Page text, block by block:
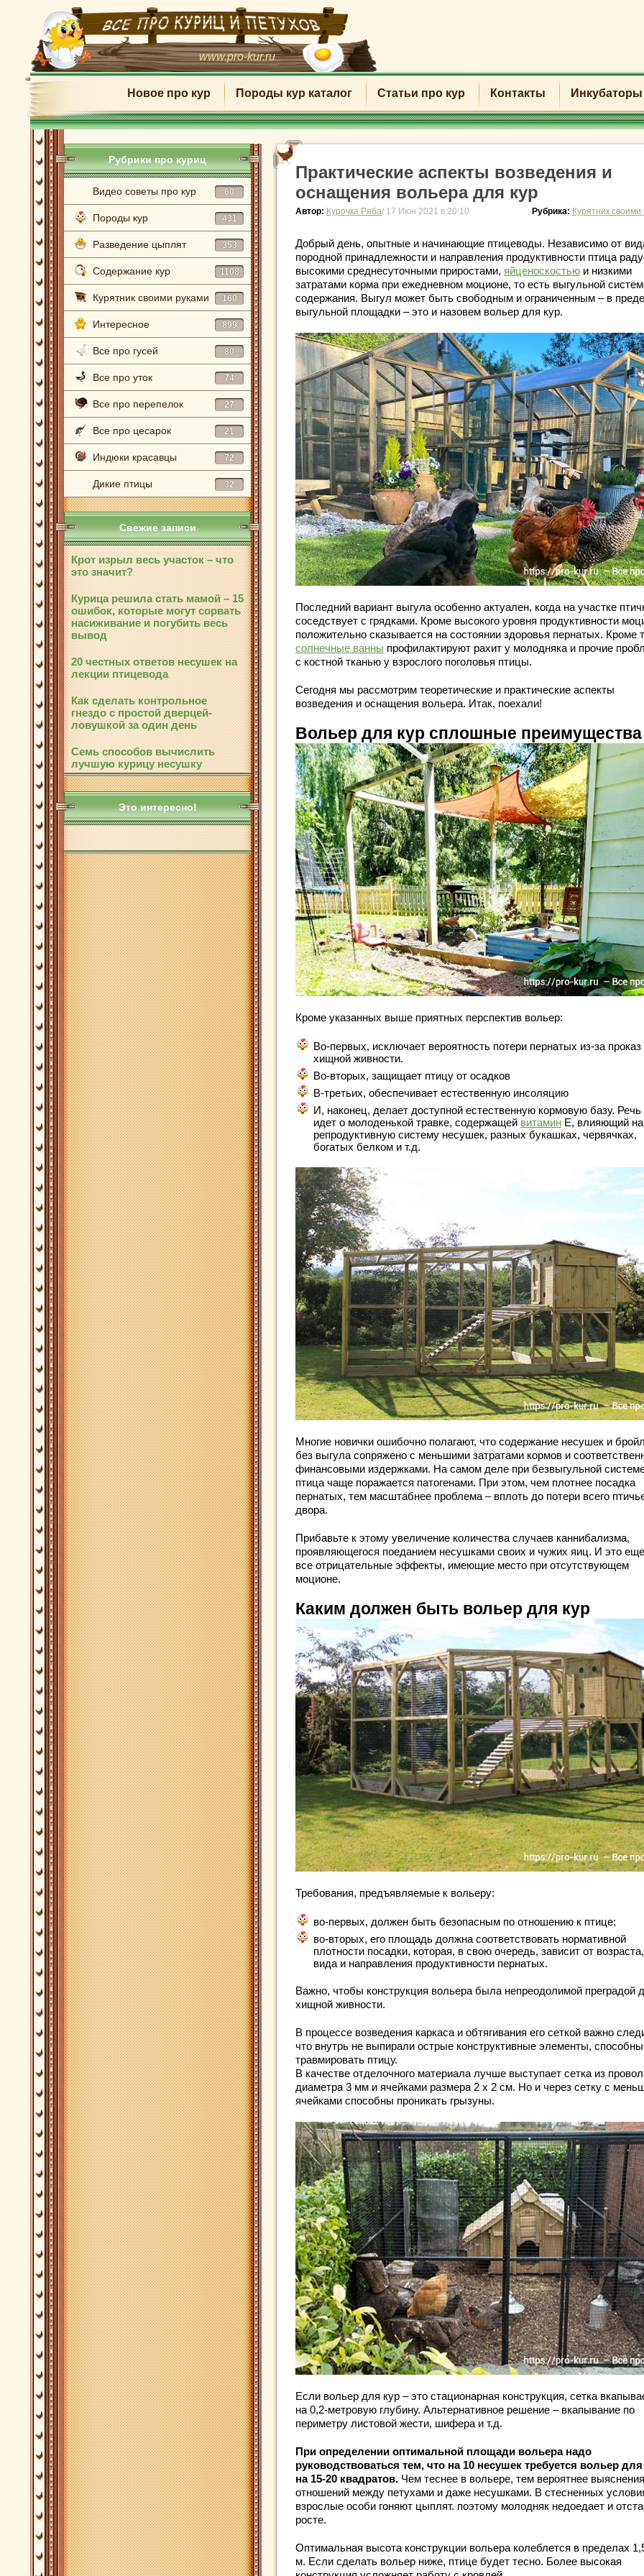
www.pro-kur.ru
Новое про кур Породы кур каталог Статьи про кур Контакты Инкубаторы
Рубрики про куриц
Видео советы про кур 60
Породы кур 431
Разведение цыплят 353
Содержание кур 1108
Курятник своими руками 160
Интересное 899
Все про гусей 80
Все про уток 74
Все про перепелок 27
Все про цесарок 21
Индюки красавцы 72
Дикие птицы 32
Свежие записи
Крот изрыл весь участок – что
это значит?
Курица решила стать мамой – 15
ошибок, которые могут сорвать
насиживание и погубить весь
вывод
20 честных ответов несушек на
лекции птицевода
Как сделать контрольное
гнездо с простой дверцей-
ловушкой за один день
Семь способов вычислить
лучшую курицу несушку
Это интересно!
Практические аспекты возведения и
оснащения вольера для кур
Автор: Курочка Ряба/ 17 Июн 2021 в 20:10 Рубрика: Курятник своими
Добрый день, опытные и начинающие птицеводы. Независимо от
породной принадлежности и направления продуктивности птица
высокими среднесуточными приростами, яйценоскостью и низкими
затратами корма при ежедневном моционе, то есть выгульной
содержания. Выгул может быть свободным и ограниченным – в
выгульной площадки – это и назовем вольер для кур.
Последний вариант выгула особенно актуален, когда на участке
соседствует с грядками. Кроме высокого уровня продуктивности
положительно сказывается на состоянии здоровья пернатых. Кроме
солнечные ванны профилактируют рахит у молодняка и прочие
с костной тканью у взрослого поголовья птицы.
Сегодня мы рассмотрим теоретические и практические аспекты
возведения и оснащения вольера. Итак, поехали!
Вольер для кур сплошные преимущества
Кроме указанных выше приятных перспектив вольер:
Во-первых, исключает вероятность потери пернатых из-за проказ
хищной живности.
Во-вторых, защищает птицу от осадков
В-третьих, обеспечивает естественную инсоляцию
И, наконец, делает доступной естественную кормовую базу. Речь
идет о молоденькой травке, содержащей витамин Е, влияющий на
репродуктивную систему несушек, разных букашках, червячках,
богатых белком и т.д.
Многие новички ошибочно полагают, что содержание несушек и
без выгула сопряжено с меньшими затратами кормов и
финансовыми издержками. На самом деле при безвыгульной
птица чаще поражается патогенами. При этом, чем плотнее посадка
пернатых, тем масштабнее проблема – вплоть до потери всего
двора.
Прибавьте к этому увеличение количества случаев каннибализма,
проявляющегося поеданием несушками своих и чужих яиц. И это
все отрицательные эффекты, имеющие место при отсутствующем
моционе.
Каким должен быть вольер для кур
Требования, предъявляемые к вольеру:
во-первых, должен быть безопасным по отношению к птице;
во-вторых, его площадь должна соответствовать нормативной
плотности посадки, которая, в свою очередь, зависит от возраста,
вида и направления продуктивности пернатых.
Важно, чтобы конструкция вольера была непреодолимой преградой
хищной живности.
В процессе возведения каркаса и обтягивания его сеткой важно
что внутрь не выпирали острые конструктивные элементы,
травмировать птицу.
В качестве отделочного материала лучше выступает сетка из
диаметра 3 мм и ячейками размера 2 х 2 см. Но и через сетку с
ячейками способны проникать грызуны.
Если вольер для кур – это стационарная конструкция, сетка
на 0,2-метровую глубину. Альтернативное решение – вкапывание по
периметру листовой жести, шифера и т.д.
При определении оптимальной площади вольера надо
руководствоваться тем, что на 10 несушек требуется вольер
на 15-20 квадратов. Чем теснее в вольере, тем вероятнее выяснения
отношений между петухами и даже несушками. В стесненных
взрослые особи гоняют цыплят. поэтому молодняк недоедает и
росте.
Оптимальная высота конструкции вольера колеблется в пределах
м. Если сделать вольер ниже, птице будет тесно. Более высокая